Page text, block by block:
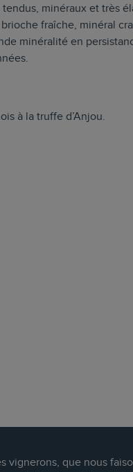
minéraux et très
fraîche, minéral
minéralité en
à la truffe d’Anjou.
vignerons, que nous